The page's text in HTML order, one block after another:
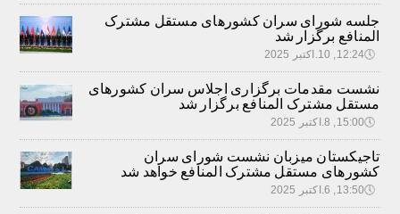
جلسه شورای سران کشورهای مستقل مشترک
المنافع برگزار شد
🕔12:24, 10.اکتبر 2025
نشست مقدمات برگزاری اجلاس سران کشورهای
مستقل مشترک المنافع برگزار شد
🕔15:00, 8.اکتبر 2025
تاجیکستان میزبان نشست شورای سران
کشورهای مستقل مشترک المنافع خواهد شد
🕔13:50, 6.اکتبر 2025